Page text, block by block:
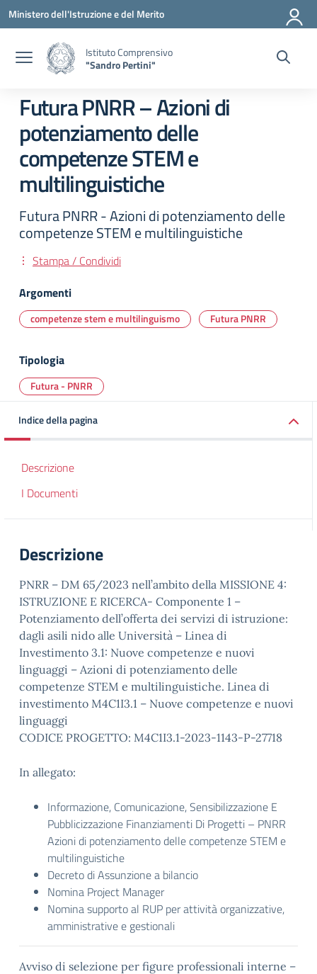
Vai ai contenuti
Vai al menu di navigazione
Vai al footer
Ministero dell'Istruzione e del Merito
Istituto Comprensivo
"Sandro Pertini"
Futura PNRR – Azioni di
potenziamento delle
competenze STEM e
multilinguistiche
Futura PNRR - Azioni di potenziamento delle
competenze STEM e multilinguistiche
Stampa / Condividi
Argomenti
competenze stem e multilinguismo Futura PNRR
Tipologia
Futura - PNRR
Indice della pagina
Descrizione
I Documenti
Descrizione
PNRR – DM 65/2023 nell’ambito della MISSIONE 4:
ISTRUZIONE E RICERCA- Componente 1 –
Potenziamento dell’offerta dei servizi di istruzione:
dagli asili nido alle Università – Linea di
Investimento 3.1: Nuove competenze e nuovi
linguaggi – Azioni di potenziamento delle
competenze STEM e multilinguistiche. Linea di
investimento M4C1I3.1 – Nuove competenze e nuovi
linguaggi
CODICE PROGETTO: M4C1I3.1-2023-1143-P-27718
In allegato:
Informazione, Comunicazione, Sensibilizzazione E
Pubblicizzazione Finanziamenti Di Progetti – PNRR
Azioni di potenziamento delle competenze STEM e
multilinguistiche
Decreto di Assunzione a bilancio
Nomina Project Manager
Nomina supporto al RUP per attività organizzative,
amministrative e gestionali
Avviso di selezione per figure professionali interne –